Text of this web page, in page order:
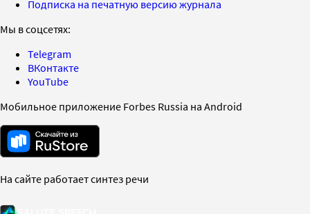
Подписка на печатную версию журнала
Мы в соцсетях:
Telegram
ВКонтакте
YouTube
Мобильное приложение Forbes Russia на Android
На сайте работает синтез речи